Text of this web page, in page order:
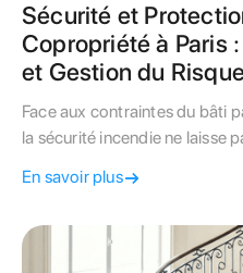
Sécurité et
Copropriété à Paris
et Gestion du
Face aux contraintes du bâti
la sécurité incendie ne laisse
contrôle et les leviers de
En savoir plus